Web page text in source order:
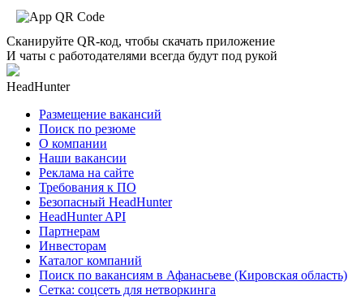
Сканируйте QR-код, чтобы скачать приложение
И чаты с работодателями всегда будут под рукой
HeadHunter
Размещение вакансий
Поиск по резюме
О компании
Наши вакансии
Реклама на сайте
Требования к ПО
Безопасный HeadHunter
HeadHunter API
Партнерам
Инвесторам
Каталог компаний
Поиск по вакансиям в Афанасьеве (Кировская область)
Сетка: соцсеть для нетворкинга